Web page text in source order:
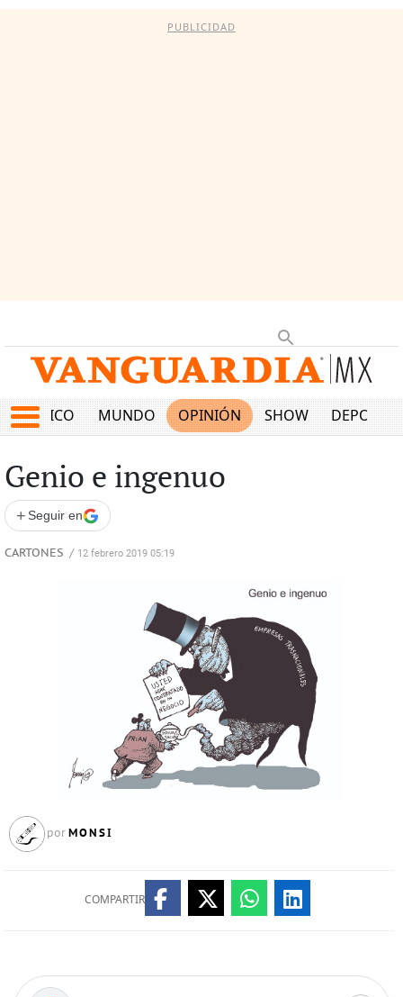
PUBLICIDAD
MÉXICO MUNDO OPINIÓN SHOW
Genio e ingenuo
+ Seguir en
CARTONES / 12 febrero 2019 05:19
por MONSI
COMPARTIR